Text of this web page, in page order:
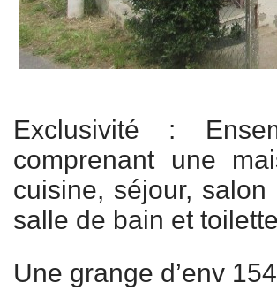
Exclusivité :
comprenant une
cuisine, séjour,
salle de bain et
Une grange d’env